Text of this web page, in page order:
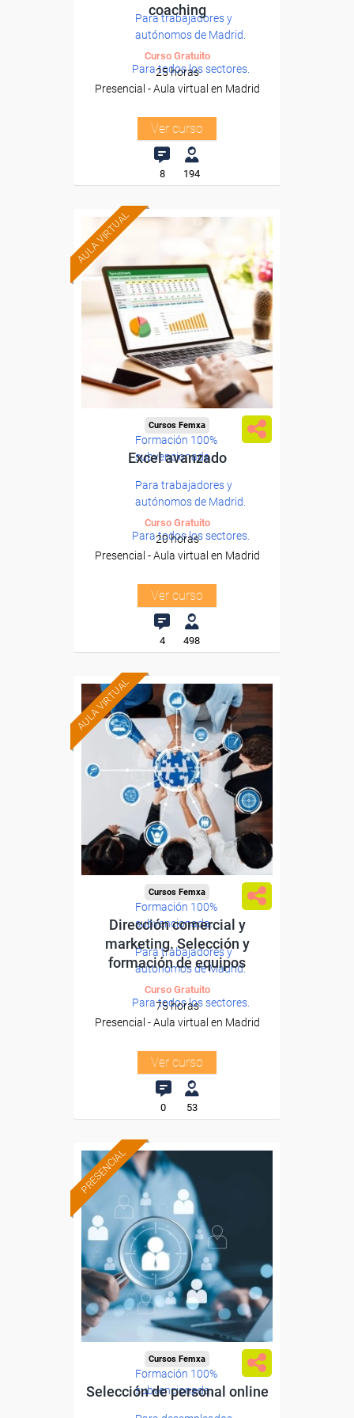
Para trabajadores y
autónomos de Madrid.
Para todos los sectores.
coaching
Curso Gratuito
25 horas
Presencial - Aula virtual en Madrid
Ver curso
8 194
AULA VIRTUAL
Formación 100%
subvencionada.
Para trabajadores y
autónomos de Madrid.
Para todos los sectores.
Cursos Femxa
Excel avanzado
Curso Gratuito
20 horas
Presencial - Aula virtual en Madrid
Ver curso
4 498
AULA VIRTUAL
Formación 100%
subvencionada.
Para trabajadores y
autónomos de Madrid.
Para todos los sectores.
Cursos Femxa
Dirección comercial y
marketing. Selección y
formación de equipos
Curso Gratuito
75 horas
Presencial - Aula virtual en Madrid
Ver curso
0 53
PRESENCIAL
Formación 100%
subvencionada.
Cursos Femxa
Selección de personal online